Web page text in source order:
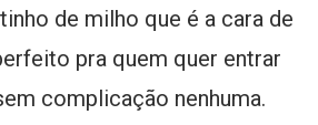
de milho que é a cara de
pra quem quer entrar
complicação nenhuma.